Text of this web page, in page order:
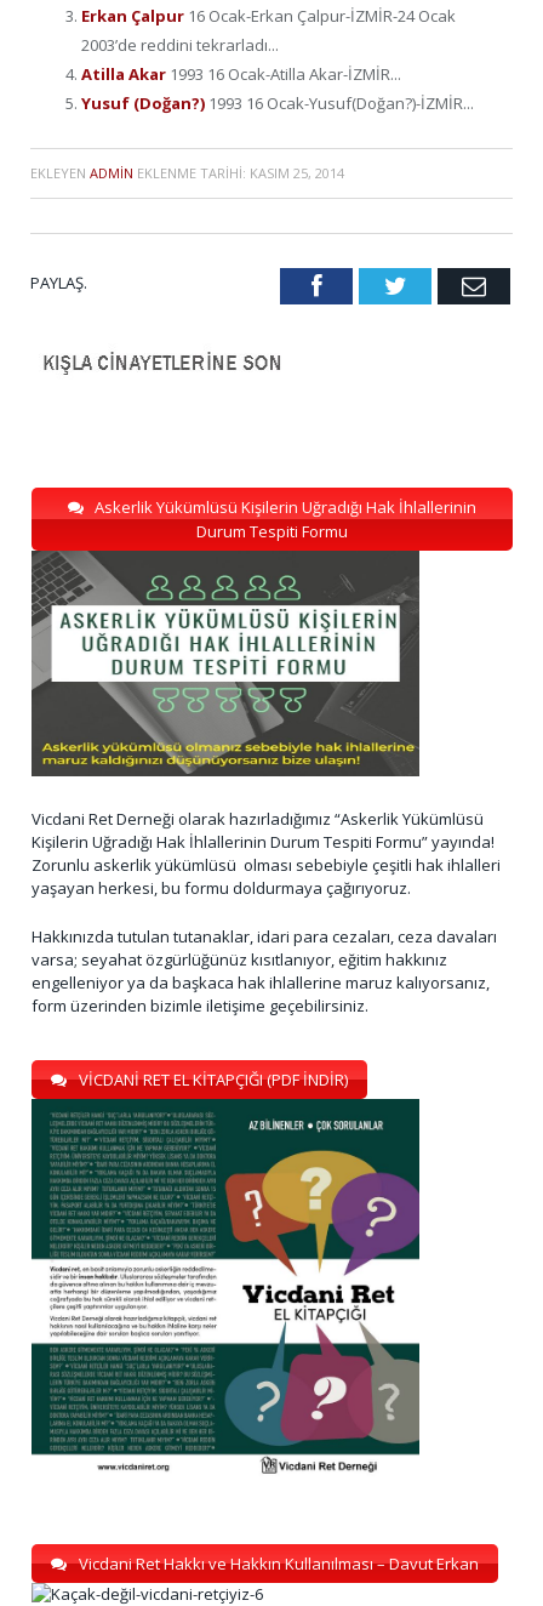
Erkan Çalpur 16 Ocak-Erkan Çalpur-İZMİR-24 Ocak
2003’de reddini tekrarladı...
Atilla Akar 1993 16 Ocak-Atilla Akar-İZMİR...
Yusuf (Doğan?) 1993 16 Ocak-Yusuf(Doğan?)-İZMİR...
EKLEYEN ADMIN EKLENME TARIHI: KASIM 25, 2014
PAYLAŞ. FacebookTwitter Email
Askerlik Yükümlüsü Kişilerin Uğradığı Hak İhlallerinin
Durum Tespiti Formu
Vicdani Ret Derneği olarak hazırladığımız “Askerlik Yükümlüsü
Kişilerin Uğradığı Hak İhlallerinin Durum Tespiti Formu” yayında!
Zorunlu askerlik yükümlüsü olması sebebiyle çeşitli hak ihlalleri
yaşayan herkesi, bu formu doldurmaya çağırıyoruz.
Hakkınızda tutulan tutanaklar, idari para cezaları, ceza davaları
varsa; seyahat özgürlüğünüz kısıtlanıyor, eğitim hakkınız
engelleniyor ya da başkaca hak ihlallerine maruz kalıyorsanız,
form üzerinden bizimle iletişime geçebilirsiniz.
VİCDANİ RET EL KİTAPÇIĞI (PDF İNDİR)
Vicdani Ret Hakkı ve Hakkın Kullanılması – Davut Erkan